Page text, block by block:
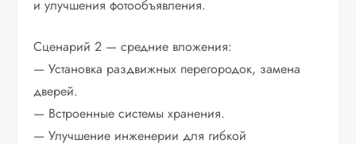
и улучшения фотообъявления.
Сценарий 2 — средние вложения:
— Установка раздвижных перегородок, замена
дверей.
— Встроенные системы хранения.
— Улучшение инженерии для гибкой